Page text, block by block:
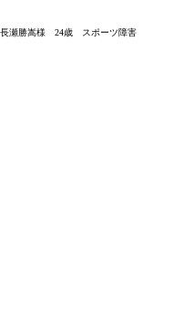
長瀬勝嵩様 24歳 スポーツ障害